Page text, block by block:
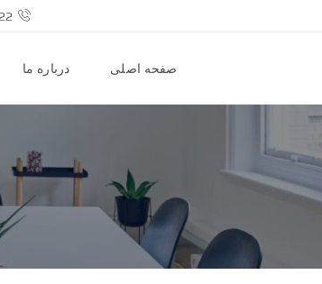
صفحه اصلی درباره ما